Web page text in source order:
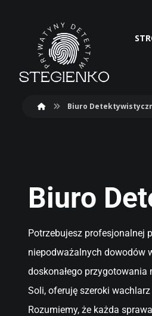
Biuro
Biuro
Potrzebujesz profesjonalnej
niepodważalnych dowodów
doskonałego
Soli, oferuję szeroki
Rozumiemy, że każda